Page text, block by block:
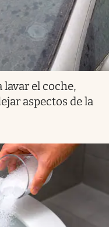
el coche,
aspectos de la